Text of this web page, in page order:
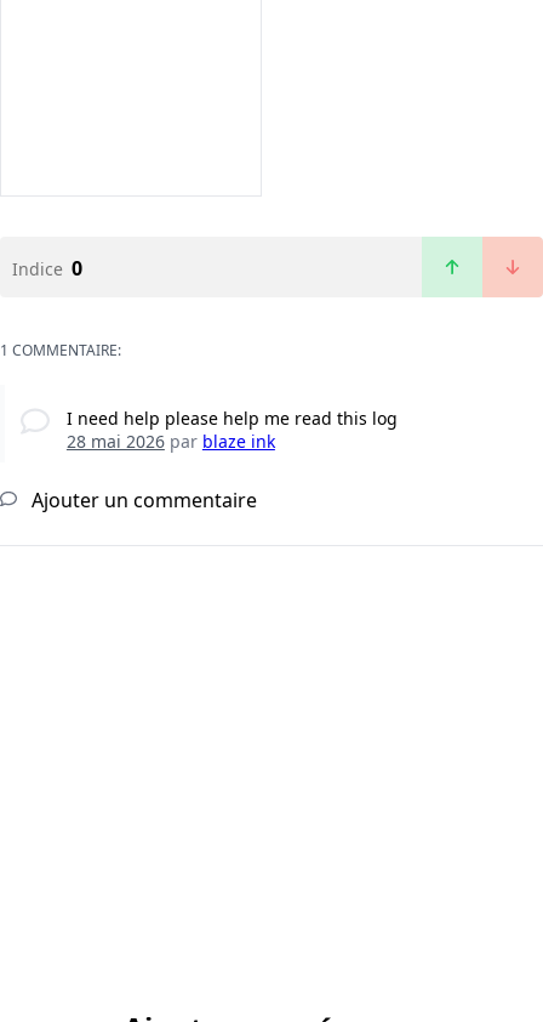
Indice 0
1 COMMENTAIRE:
I need help please help me read this log
28 mai 2026par blaze ink
Ajouter un commentaire